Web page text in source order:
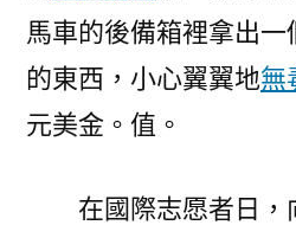
馬車的後備箱裡拿出
的東西，小心翼翼地無
元美金。值。
在國際志愿者日